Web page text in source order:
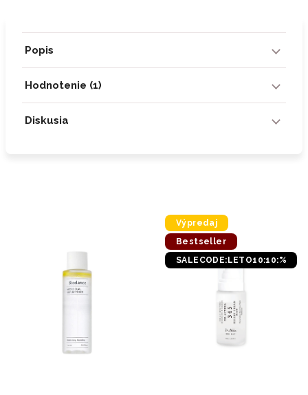
Popis
Hodnotenie (1)
Diskusia
Výpredaj
Bestseller
SALECODE:LETO10:10:%